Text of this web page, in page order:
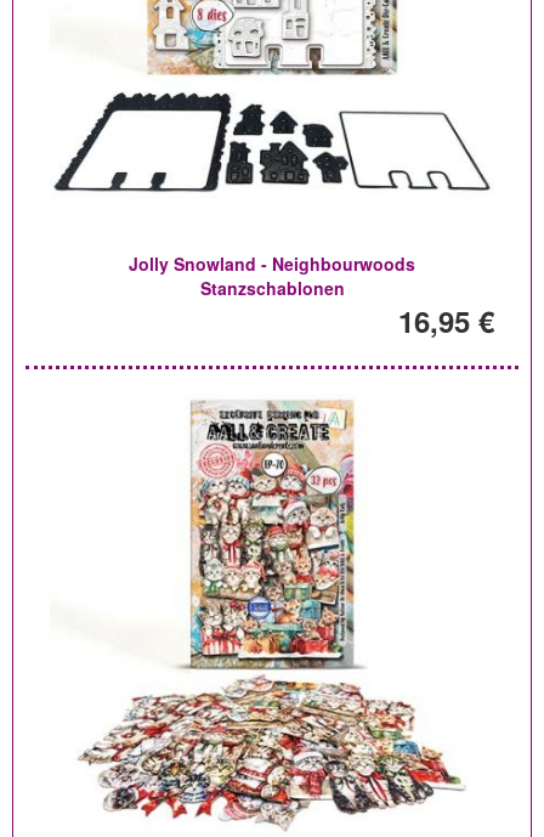
Jolly Snowland - Neighbourwoods
Stanzschablonen
16,95 €